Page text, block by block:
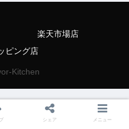
楽天市場店
ピング店
Kitchen
シェア メニュー